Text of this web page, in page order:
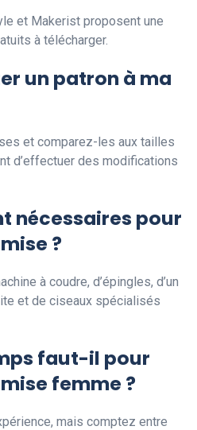
et Makerist proposent une
à télécharger.
un patron à ma
et comparez-les aux tailles
d’effectuer des modifications
nécessaires pour
?
à coudre, d’épingles, d’un
et de ciseaux spécialisés
faut-il pour
femme ?
mais comptez entre